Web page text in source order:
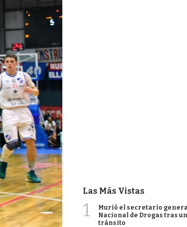
Las Más Vistas
1
Murió el secretario
Nacional de Drogas tras
tránsito